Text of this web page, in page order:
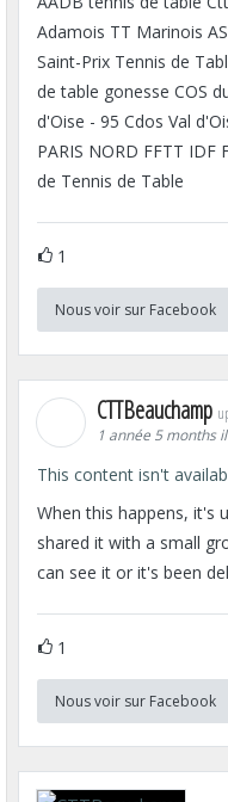
Adamois TT Marinois
Saint-Prix Tennis de
de table gonesse COS
d'Oise - 95 Cdos Val
PARIS NORD FFTT IDF
de Tennis de Table
1
Nous voir sur Facebook
CTTBeauchamp
1 année 5 months
This content isn't
When this happens, it's
shared it with a small
can see it or it's been
1
Nous voir sur Facebook